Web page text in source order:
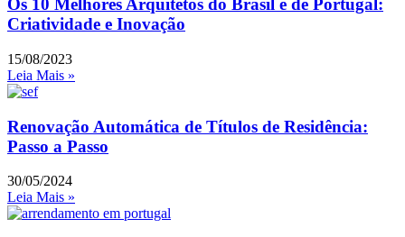
Os 10 Melhores Arquitetos do Brasil e de Portugal:
Criatividade e Inovação
15/08/2023
Leia Mais »
Renovação Automática de Títulos de Residência:
Passo a Passo
30/05/2024
Leia Mais »